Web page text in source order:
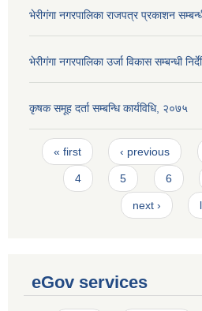
भेरीगंगा नगरपालिका राजपत्र प्रकाशन
भेरीगंगा नगरपालिका उर्जा विकास सम्बन्धी
कृषक समूह दर्ता सम्बन्धि कार्यविधि, २०७५
Pages
« first ‹ previous
4 5 6
next ›
eGov services